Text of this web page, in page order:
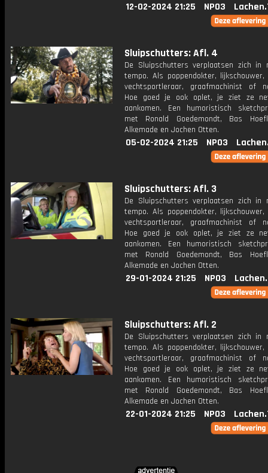
12-02-2024 21:25 NPO3
Sluipschutters: Afl. 4
De Sluipschutters verplaatsen zich in
tempo. Als poppendokter, lijkschouwer,
vechtsportleraar, graafmachinist of
Hoe goed je ook oplet, je ziet ze
aankomen. Een humoristisch
met Ronald Goedemondt, Bas
Alkemade en Jochen Otten.
05-02-2024 21:25 NPO3
Sluipschutters: Afl. 3
De Sluipschutters verplaatsen zich in
tempo. Als poppendokter, lijkschouwer,
vechtsportleraar, graafmachinist of
Hoe goed je ook oplet, je ziet ze
aankomen. Een humoristisch
met Ronald Goedemondt, Bas
Alkemade en Jochen Otten.
29-01-2024 21:25 NPO3
Sluipschutters: Afl. 2
De Sluipschutters verplaatsen zich in
tempo. Als poppendokter, lijkschouwer,
vechtsportleraar, graafmachinist of
Hoe goed je ook oplet, je ziet ze
aankomen. Een humoristisch
met Ronald Goedemondt, Bas
Alkemade en Jochen Otten.
22-01-2024 21:25 NPO3